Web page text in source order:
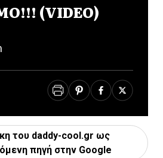
(VIDEO)
του daddy-cool.gr ως
πηγή στην Google